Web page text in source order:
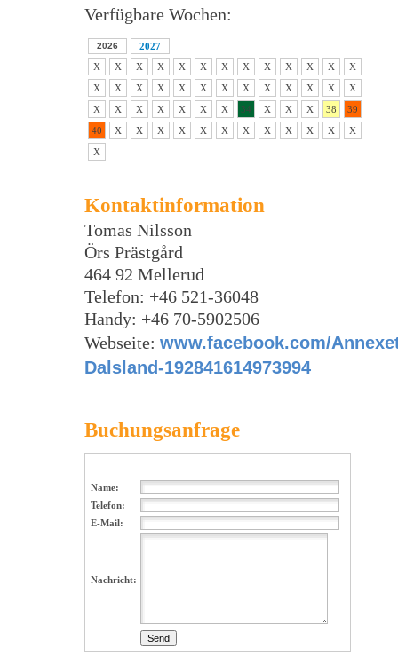
Verfügbare Wochen:
2026
2027
X
X X X X X X X X X X X
X
X
X X X X X X X X X X X
X
X
X X X X X X 34 X X X 38
39
40
X X X X X X X X X X X
X
X
Kontaktinformation
Tomas Nilsson
Örs Prästgård
464 92 Mellerud
Telefon: +46 521-36048
Handy: +46 70-5902506
Webseite: www.facebook.com/
Dalsland-192841614973994
Buchungsanfrage
Name:
Telefon:
E-Mail:
Nachricht: